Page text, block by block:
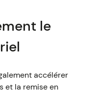
le
accélérer
et la remise en